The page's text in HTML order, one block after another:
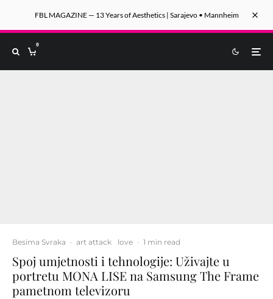
FBL MAGAZINE — 13 Years of Aesthetics | Sarajevo • Mannheim
0
Besima Svraka · art attack love · 1 min read
Spoj umjetnosti i tehnologije: Uživajte u
portretu MONA LISE na Samsung The Frame
pametnom televizoru